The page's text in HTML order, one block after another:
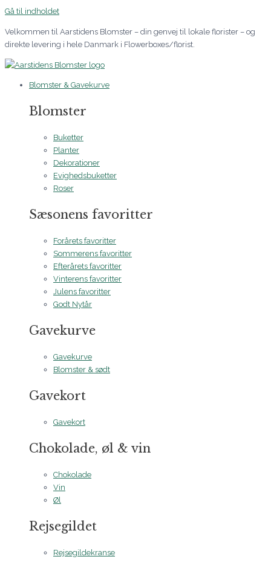
Gå til indholdet
Velkommen til Aarstidens Blomster – din genvej til lokale florister – og
direkte levering i hele Danmark i Flowerboxes/florist.
Blomster & Gavekurve
Blomster
Buketter
Planter
Dekorationer
Evighedsbuketter
Roser
Sæsonens favoritter
Forårets favoritter
Sommerens favoritter
Efterårets favoritter
Vinterens favoritter
Julens favoritter
Godt Nytår
Gavekurve
Gavekurve
Blomster & sødt
Gavekort
Gavekort
Chokolade, øl & vin
Chokolade
Vin
Øl
Rejsegildet
Rejsegildekranse